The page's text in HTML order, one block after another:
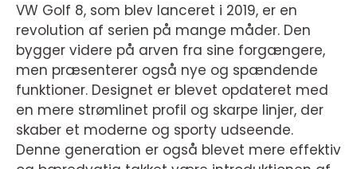
VW Golf 8, som blev lanceret i 2019, er en
revolution af serien på mange måder. Den
bygger videre på arven fra sine forgængere,
men præsenterer også nye og spændende
funktioner. Designet er blevet opdateret med
en mere strømlinet profil og skarpe linjer, der
skaber et moderne og sporty udseende.
Denne generation er også blevet mere effektiv